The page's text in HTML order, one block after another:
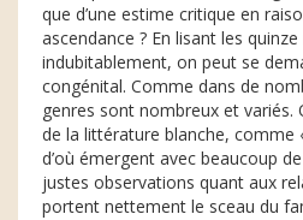
que d’une estime critique en
ascendance ? En lisant les
indubitablement, on peut se
congénital. Comme dans de
genres sont nombreux et variés.
de la littérature blanche, comme
d’où émergent avec beaucoup
justes observations quant aux
portent nettement le sceau du